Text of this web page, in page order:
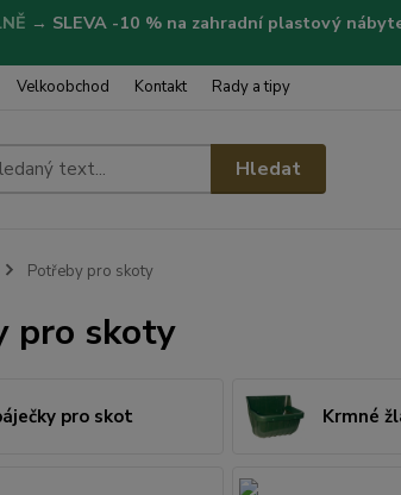
→ SLEVA -10 % na zahradní plastový
Velkoobchod Kontakt Rady a tipy
Hledat
Potřeby pro skoty
pro skoty
pro skot Krmné